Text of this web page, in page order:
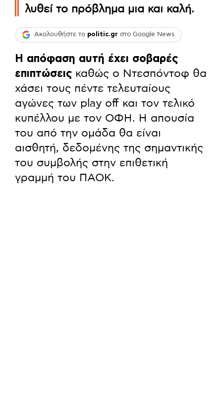
λυθεί το πρόβλημα μια και καλή.
Ακολουθήστε το politic.gr στο Google News
Η απόφαση αυτή έχει σοβαρές
επιπτώσεις καθώς ο Ντεσπόντοφ θα
χάσει τους πέντε τελευταίους
αγώνες των play off και τον τελικό
κυπέλλου με τον ΟΦΗ. Η απουσία
του από την ομάδα θα είναι
αισθητή, δεδομένης της σημαντικής
του συμβολής στην επιθετική
γραμμή του ΠΑΟΚ.